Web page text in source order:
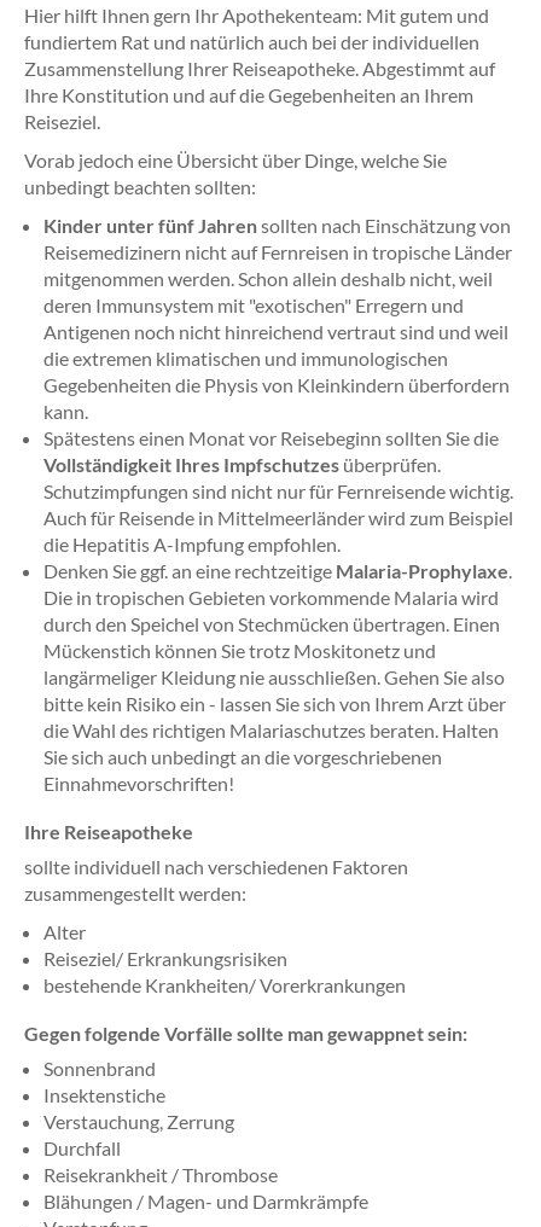
Hier hilft Ihnen gern Ihr Apothekenteam: Mit gutem und
fundiertem Rat und natürlich auch bei der individuellen
Zusammenstellung Ihrer Reiseapotheke. Abgestimmt auf
Ihre Konstitution und auf die Gegebenheiten an Ihrem
Reiseziel.
Vorab jedoch eine Übersicht über Dinge, welche Sie
unbedingt beachten sollten:
Kinder unter fünf Jahrensollten nach Einschätzung von
Reisemedizinern nicht auf Fernreisen in tropische Länder
mitgenommen werden. Schon allein deshalb nicht, weil
deren Immunsystem mit "exotischen" Erregern und
Antigenen noch nicht hinreichend vertraut sind und weil
die extremen klimatischen und immunologischen
Gegebenheiten die Physis von Kleinkindern überfordern
kann.
Spätestens einen Monat vor Reisebeginn sollten Sie die
Vollständigkeit Ihres Impfschutzes überprüfen.
Schutzimpfungen sind nicht nur für Fernreisende wichtig.
Auch für Reisende in Mittelmeerländer wird zum Beispiel
die Hepatitis A-Impfung empfohlen.
Denken Sie ggf. an eine rechtzeitige Malaria-Prophylaxe.
Die in tropischen Gebieten vorkommende Malaria wird
durch den Speichel von Stechmücken übertragen. Einen
Mückenstich können Sie trotz Moskitonetz und
langärmeliger Kleidung nie ausschließen. Gehen Sie also
bitte kein Risiko ein - lassen Sie sich von Ihrem Arzt über
die Wahl des richtigen Malariaschutzes beraten. Halten
Sie sich auch unbedingt an die vorgeschriebenen
Einnahmevorschriften!
Ihre Reiseapotheke
sollte individuell nach verschiedenen Faktoren
zusammengestellt werden:
Alter
Reiseziel/ Erkrankungsrisiken
bestehende Krankheiten/ Vorerkrankungen
Gegen folgende Vorfälle sollte man gewappnet sein:
Sonnenbrand
Insektenstiche
Verstauchung, Zerrung
Durchfall
Reisekrankheit / Thrombose
Blähungen / Magen- und Darmkrämpfe